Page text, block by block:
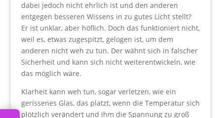
dabei jedoch nicht ehrlich ist und den anderen
entgegen besseren Wissens in zu gutes Licht stellt?
Er ist unklar, aber höflich. Doch das funktioniert nicht,
weil es, etwas zugespitzt, gelogen ist, um dem
anderen nicht weh zu tun. Der wähnt sich in falscher
Sicherheit und kann sich nicht weiterentwickeln, wie
das möglich wäre.
Klarheit kann weh tun, sogar verletzen, wie ein
gerissenes Glas, das platzt, wenn die Temperatur sich
plötzlich verändert und ihm die Spannung zu groß